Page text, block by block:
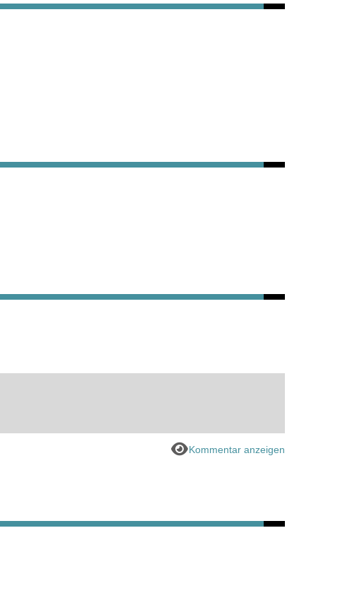
Kommentar anzeigen